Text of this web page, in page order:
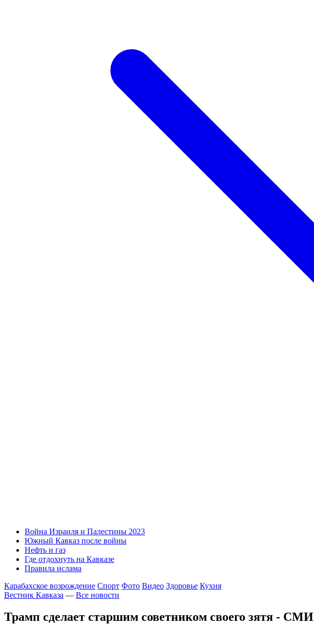
Война Израиля и Палестины 2023
Южный Кавказ после войны
Нефть и газ
Где отдохнуть на Кавказе
Правила ислама
Карабахское возрождение Спорт Фото Видео Здоровье Кухня
Вестник Кавказа — Все новости
Трамп сделает старшим советником своего зятя - СМИ